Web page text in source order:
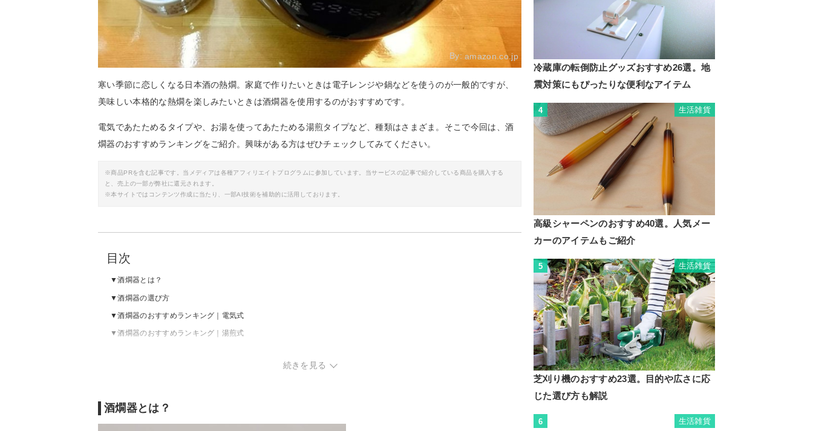
By:amazon.co.jp
寒い季節に恋しくなる日本酒の熱燗。家庭で作りたいときは電子レンジや鍋などを使うのが一般的ですが、
美味しい本格的な熱燗を楽しみたいときは酒燗器を使用するのがおすすめです。
電気であたためるタイプや、お湯を使ってあたためる湯煎タイプなど、種類はさまざま。そこで今回は、酒
燗器のおすすめランキングをご紹介。興味がある方はぜひチェックしてみてください。
※商品PRを含む記事です。当メディアは各種アフィリエイトプログラムに参加しています。当サービスの記事で紹介している商品を購入する
と、売上の一部が弊社に還元されます。
※本サイトではコンテンツ作成に当たり、一部AI技術を補助的に活用しております。
目次
酒燗器とは？
酒燗器の選び方
酒燗器のおすすめランキング｜電気式
酒燗器のおすすめランキング｜湯煎式
続きを見る
酒燗器とは？
冷蔵庫の転倒防止グッズおすすめ26選。地
震対策にもぴったりな便利なアイテム
4 生活雑貨
高級シャーペンのおすすめ40選。人気メー
カーのアイテムもご紹介
5 生活雑貨
芝刈り機のおすすめ23選。目的や広さに応
じた選び方も解説
6 生活雑貨